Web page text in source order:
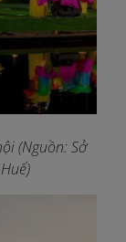
(Nguồn: Sở